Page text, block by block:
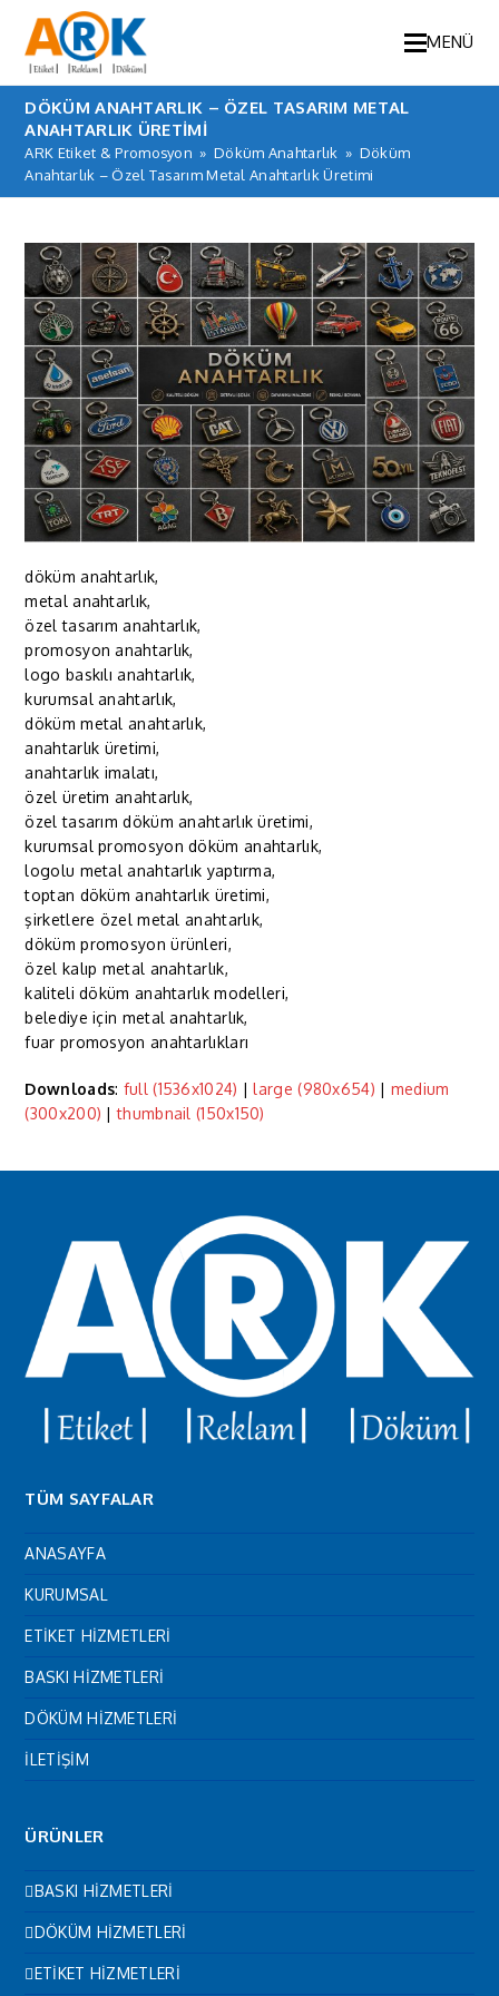
MENÜ
DÖKÜM ANAHTARLIK – ÖZEL TASARIM METAL
ANAHTARLIK ÜRETIMI
ARK Etiket & Promosyon » Döküm Anahtarlık » Döküm
Anahtarlık – Özel Tasarım Metal Anahtarlık Üretimi
döküm anahtarlık,
metal anahtarlık,
özel tasarım anahtarlık,
promosyon anahtarlık,
logo baskılı anahtarlık,
kurumsal anahtarlık,
döküm metal anahtarlık,
anahtarlık üretimi,
anahtarlık imalatı,
özel üretim anahtarlık,
özel tasarım döküm anahtarlık üretimi,
kurumsal promosyon döküm anahtarlık,
logolu metal anahtarlık yaptırma,
toptan döküm anahtarlık üretimi,
şirketlere özel metal anahtarlık,
döküm promosyon ürünleri,
özel kalıp metal anahtarlık,
kaliteli döküm anahtarlık modelleri,
belediye için metal anahtarlık,
fuar promosyon anahtarlıkları
Downloads: full (1536x1024) |large (980x654) | medium
(300x200) |thumbnail (150x150)
TÜM SAYFALAR
ANASAYFA
KURUMSAL
ETİKET HİZMETLERİ
BASKI HİZMETLERİ
DÖKÜM HİZMETLERİ
İLETİŞİM
ÜRÜNLER
BASKI HİZMETLERİ
DÖKÜM HİZMETLERİ
ETİKET HİZMETLERİ